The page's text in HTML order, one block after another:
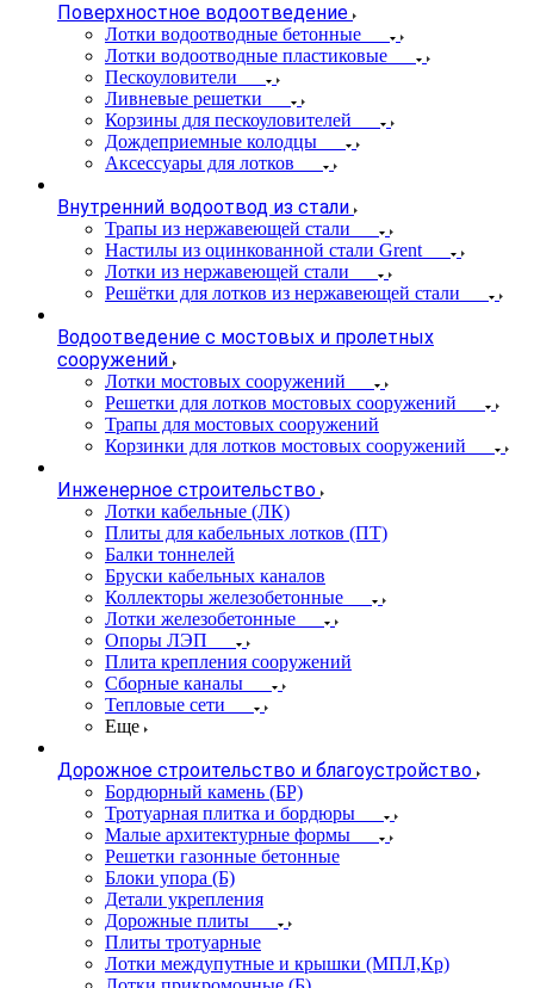
Поверхностное водоотведение
Лотки водоотводные бетонные
Лотки водоотводные пластиковые
Пескоуловители
Ливневые решетки
Корзины для пескоуловителей
Дождеприемные колодцы
Аксессуары для лотков
Внутренний водоотвод из стали
Трапы из нержавеющей стали
Настилы из оцинкованной стали Grent
Лотки из нержавеющей стали
Решётки для лотков из нержавеющей стали
Водоотведение с мостовых и пролетных
сооружений
Лотки мостовых сооружений
Решетки для лотков мостовых сооружений
Трапы для мостовых сооружений
Корзинки для лотков мостовых сооружений
Инженерное строительство
Лотки кабельные (ЛК)
Плиты для кабельных лотков (ПТ)
Балки тоннелей
Бруски кабельных каналов
Коллекторы железобетонные
Лотки железобетонные
Опоры ЛЭП
Плита крепления сооружений
Сборные каналы
Тепловые сети
Еще
Дорожное строительство и благоустройство
Бордюрный камень (БР)
Тротуарная плитка и бордюры
Малые архитектурные формы
Решетки газонные бетонные
Блоки упора (Б)
Детали укрепления
Дорожные плиты
Плиты тротуарные
Лотки междупутные и крышки (МПЛ,Кр)